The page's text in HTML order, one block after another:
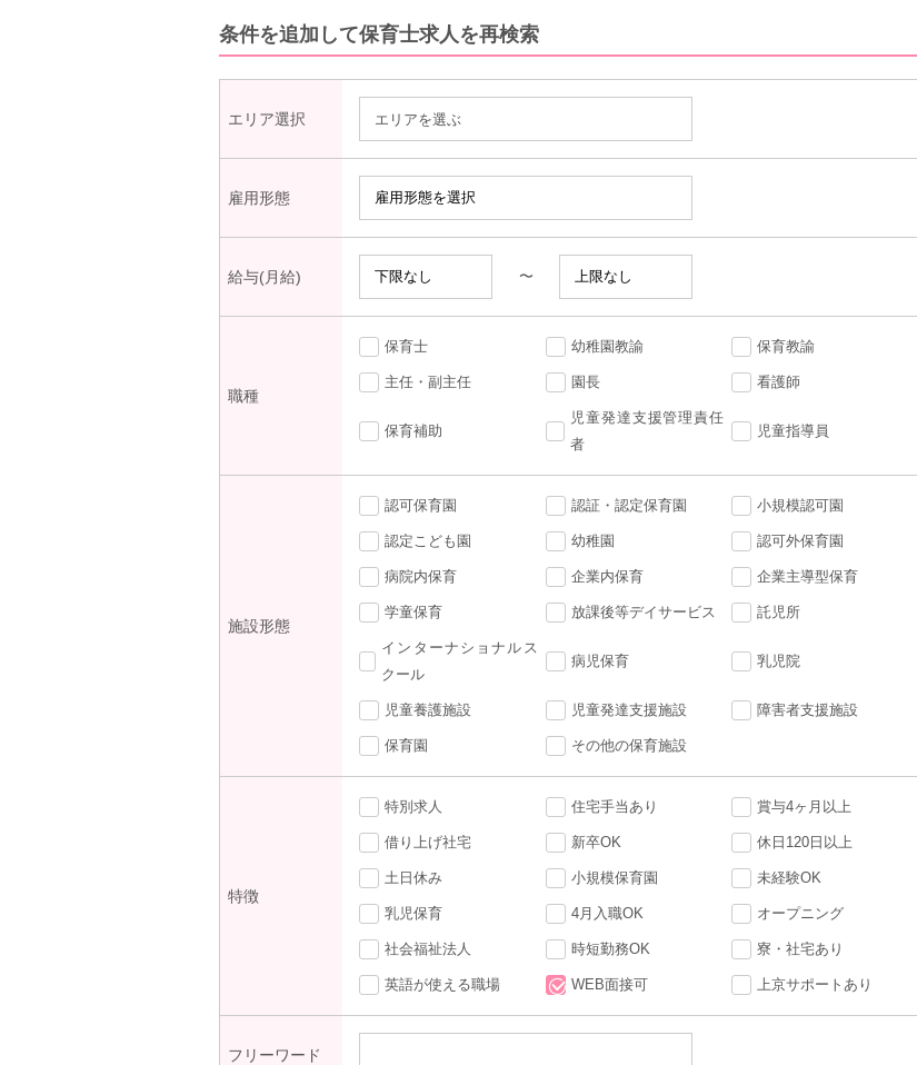
条件を追加して保育士求人を再検索
エリア選択 エリアを選ぶ
雇用形態
給与(月給) 〜
職種
保育士 幼稚園教諭 保育教諭
主任・副主任 園長 看護師
保育補助
児童発達支援管理責任
者
児童指導員
施設形態
認可保育園 認証・認定保育園 小規模認可園
認定こども園 幼稚園 認可外保育園
病院内保育 企業内保育 企業主導型保育
学童保育 放課後等デイサービス 託児所
インターナショナルス
クール
病児保育 乳児院
児童養護施設 児童発達支援施設 障害者支援施設
保育園 その他の保育施設
特徴
特別求人 住宅手当あり 賞与4ヶ月以上
借り上げ社宅 新卒OK 休日120日以上
土日休み 小規模保育園 未経験OK
乳児保育 4月入職OK オープニング
社会福祉法人 時短勤務OK 寮・社宅あり
英語が使える職場 WEB面接可 上京サポートあり
フリーワード